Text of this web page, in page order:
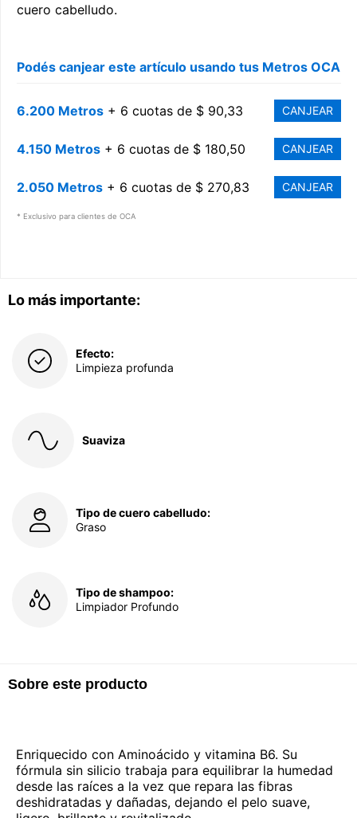
Lo más importante:
Efecto:
Limpieza profunda
Suaviza
Tipo de cuero cabelludo:
Graso
Tipo de shampoo:
Limpiador Profundo
Sobre este producto
Enriquecido con Aminoácido y vitamina B6. Su
fórmula sin silicio trabaja para equilibrar la humedad
desde las raíces a la vez que repara las fibras
deshidratadas y dañadas, dejando el pelo suave,
cuero cabelludo.
Podés canjear este artículo usando tus Metros OCA
6.200 Metros + 6 cuotas de $ 90,33 CANJEAR
4.150 Metros + 6 cuotas de $ 180,50 CANJEAR
2.050 Metros + 6 cuotas de $ 270,83 CANJEAR
* Exclusivo para clientes de OCA